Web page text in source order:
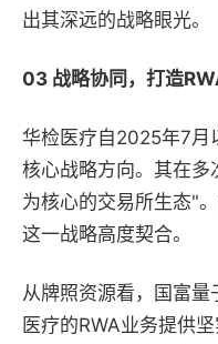
出其深远的战略眼光。
03 战略协同，打造
华检医疗自2025年7月
核心战略方向。其在多
为核心的交易所生态"
这一战略高度契合。
从牌照资源看，国富
医疗的RWA业务提供